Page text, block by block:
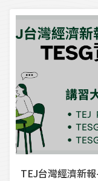
TEJ台灣經濟新